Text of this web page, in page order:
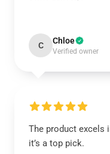
C Chloe
Verified owner
The product excels
it’s a top pick.